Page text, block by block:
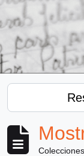
Colecciones